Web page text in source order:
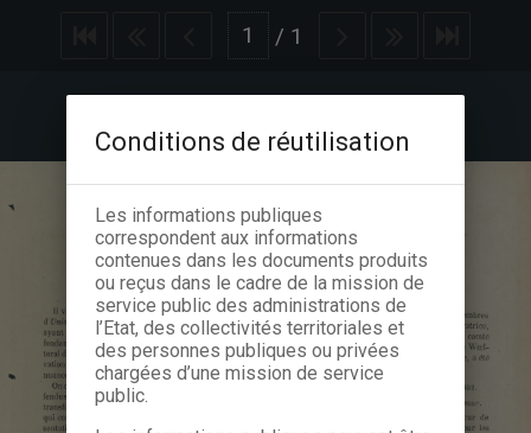
/ 1
Conditions de réutilisation
Les informations publiques
correspondent aux informations
contenues dans les documents produits
ou reçus dans le cadre de la mission de
service public des administrations de
l’Etat, des collectivités territoriales et
des personnes publiques ou privées
chargées d’une mission de service
public.